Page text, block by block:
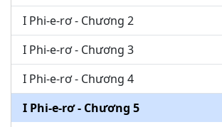
I Phi-e-rơ - Chương 2
I Phi-e-rơ - Chương 3
I Phi-e-rơ - Chương 4
I Phi-e-rơ - Chương 5